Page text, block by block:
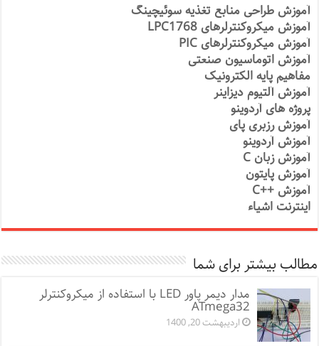
آموزش طراحی منابع تغذیه سوئیچینگ
آموزش میکروکنترلرهای LPC1768
آموزش میکروکنترلرهای PIC
آموزش اتوماسیون صنعتی
مفاهیم پایه الکترونیک
آموزش آلتیوم دیزاینر
پروژه های آردوینو
آموزش رزبری پای
آموزش آردوینو
آموزش زبان C
آموزش پایتون
آموزش ++C
اینترنت اشیاء
مطالب بیشتر برای شما
مدار دیمر پاور LED با استفاده از میکروکنترلر
ATmega32
اردیبهشت 20, 1400